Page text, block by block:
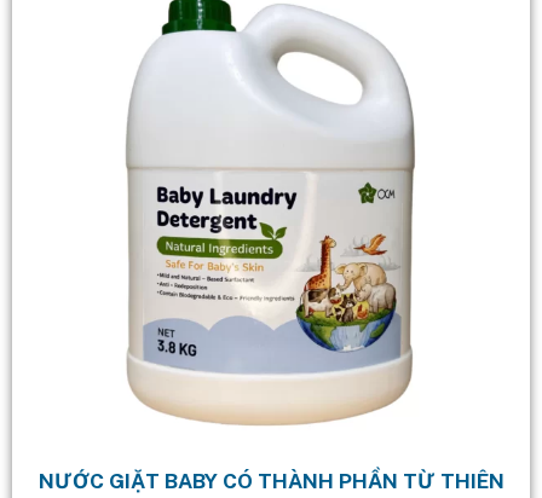
NƯỚC GIẶT BABY CÓ THÀNH PHẦN TỪ THIÊN